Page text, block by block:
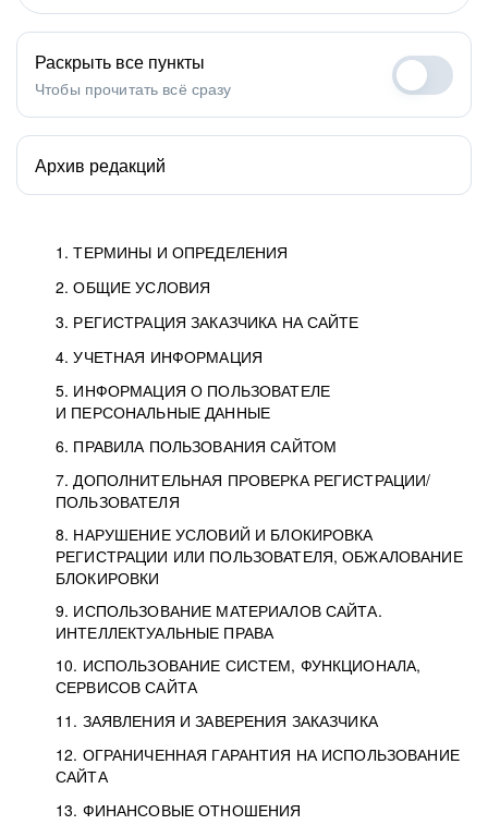
1. ТЕРМИНЫ И ОПРЕДЕЛЕНИЯ
2. ОБЩИЕ УСЛОВИЯ
3. РЕГИСТРАЦИЯ ЗАКАЗЧИКА НА САЙТЕ
4. УЧЕТНАЯ ИНФОРМАЦИЯ
5. ИНФОРМАЦИЯ О ПОЛЬЗОВАТЕЛЕ
И ПЕРСОНАЛЬНЫЕ ДАННЫЕ
6. ПРАВИЛА ПОЛЬЗОВАНИЯ САЙТОМ
7. ДОПОЛНИТЕЛЬНАЯ ПРОВЕРКА РЕГИСТРАЦИИ/
ПОЛЬЗОВАТЕЛЯ
8. НАРУШЕНИЕ УСЛОВИЙ И БЛОКИРОВКА
РЕГИСТРАЦИИ ИЛИ ПОЛЬЗОВАТЕЛЯ, ОБЖАЛОВАНИЕ
БЛОКИРОВКИ
9. ИСПОЛЬЗОВАНИЕ МАТЕРИАЛОВ САЙТА.
ИНТЕЛЛЕКТУАЛЬНЫЕ ПРАВА
10. ИСПОЛЬЗОВАНИЕ СИСТЕМ, ФУНКЦИОНАЛА,
СЕРВИСОВ САЙТА
11. ЗАЯВЛЕНИЯ И ЗАВЕРЕНИЯ ЗАКАЗЧИКА
12. ОГРАНИЧЕННАЯ ГАРАНТИЯ НА ИСПОЛЬЗОВАНИЕ
САЙТА
13. ФИНАНСОВЫЕ ОТНОШЕНИЯ
Раскрыть все пункты
Чтобы прочитать всё сразу
Архив редакций